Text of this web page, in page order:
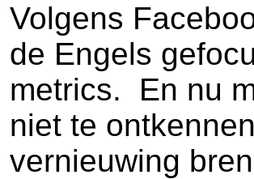
Volgens
de Engels
metrics. En nu
niet te
vernieuwing